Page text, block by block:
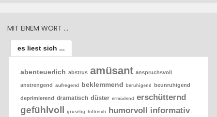
MIT EINEM WORT …
es liest sich ...
abenteuerlich abstrus amüsant anspruchsvoll
anstrengend aufregend beklemmend beruhigend beunruhigend
deprimierend dramatisch düster ermüdend erschütternd
gefühlvoll gruselig hilfreich humorvoll informativ